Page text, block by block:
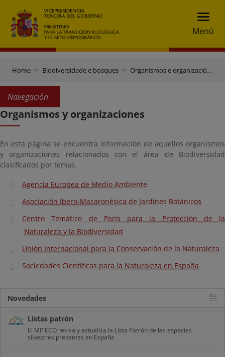
Menú
Home Biodiversidade e bosques Organismos e organizacións
Navegación
Organismos y organizaciones
En esta página se encuentra información de aquellos organismos
y organizaciones relacionados con el área de Biodiversidad
clasificados por temas.
Agencia Europea de Medio Ambiente
Asociación Ibero-Macaronésica de Jardines Botánicos
Centro Temático de París para la Protección de la
Naturaleza y la Biodiversidad
Unión Internacional para la Conservación de la Naturaleza
Sociedades Científicas para la Naturaleza en España
Novedades
Listas patrón
El MITECO revisa y actualiza la Lista Patrón de las especies
silvestres presentes en España